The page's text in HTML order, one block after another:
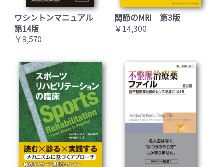
ワシントンマニュアル
第14版
￥9,570
関節のMRI 第3版
￥14,300